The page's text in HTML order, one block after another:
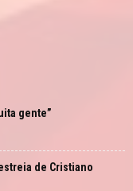
gente”
de Cristiano